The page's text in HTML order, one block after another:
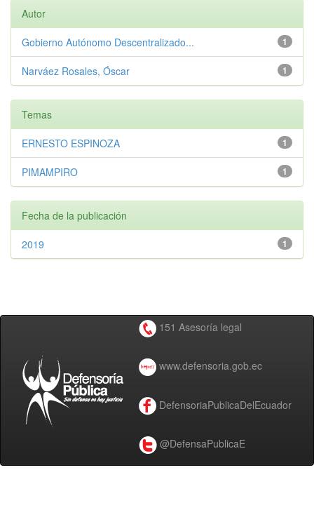
Autor
1
Gobierno Autónomo Descentralizado...
1
Narváez Rosales, Óscar
Temas
1
ERNESTO ESPINOZA
1
PIMAMPIRO
Fecha de la publicación
1
2019
151 Asesoría legal
www.defensoria.gob.ec
DefensoriaPublicaDelEcuador
@DefensaPublicaE